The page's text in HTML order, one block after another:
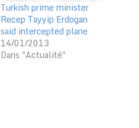
Turkish prime minister
Recep Tayyip Erdogan
said intercepted plane
14/01/2013
Dans "Actualité"